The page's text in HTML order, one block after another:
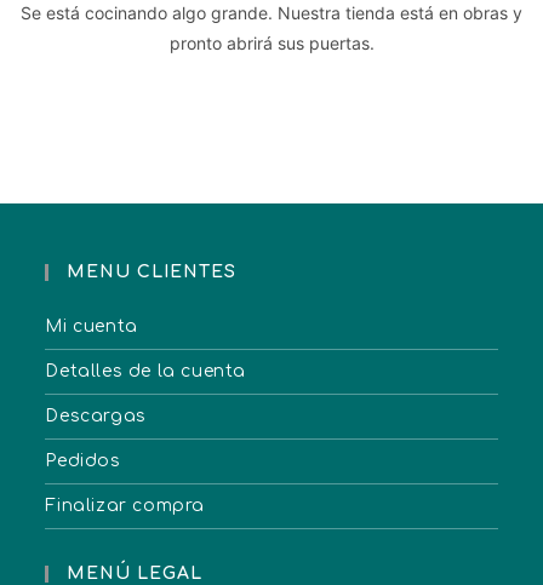
Se está cocinando algo grande. Nuestra tienda está en obras y
pronto abrirá sus puertas.
MENU CLIENTES
Mi cuenta
Detalles de la cuenta
Descargas
Pedidos
Finalizar compra
MENÚ LEGAL